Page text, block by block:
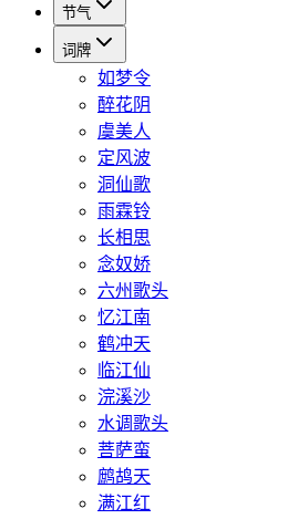
节气
词牌
如梦令
醉花阴
虞美人
定风波
洞仙歌
雨霖铃
长相思
念奴娇
六州歌头
忆江南
鹤冲天
临江仙
浣溪沙
水调歌头
菩萨蛮
鹧鸪天
满江红